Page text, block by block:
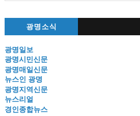
광명소식
광명일보
광명시민신문
광명매일신문
뉴스인 광명
광명지역신문
뉴스리얼
경인종합뉴스